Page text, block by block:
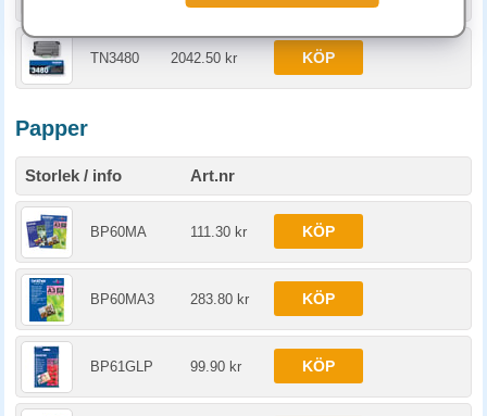
TN3480 2042.50 kr KÖP
Papper
Storlek / info Art.nr
BP60MA 111.30 kr KÖP
BP60MA3 283.80 kr KÖP
BP61GLP 99.90 kr KÖP